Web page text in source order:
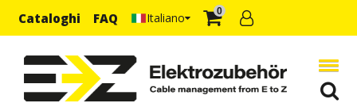
Cataloghi FAQ Italiano 0